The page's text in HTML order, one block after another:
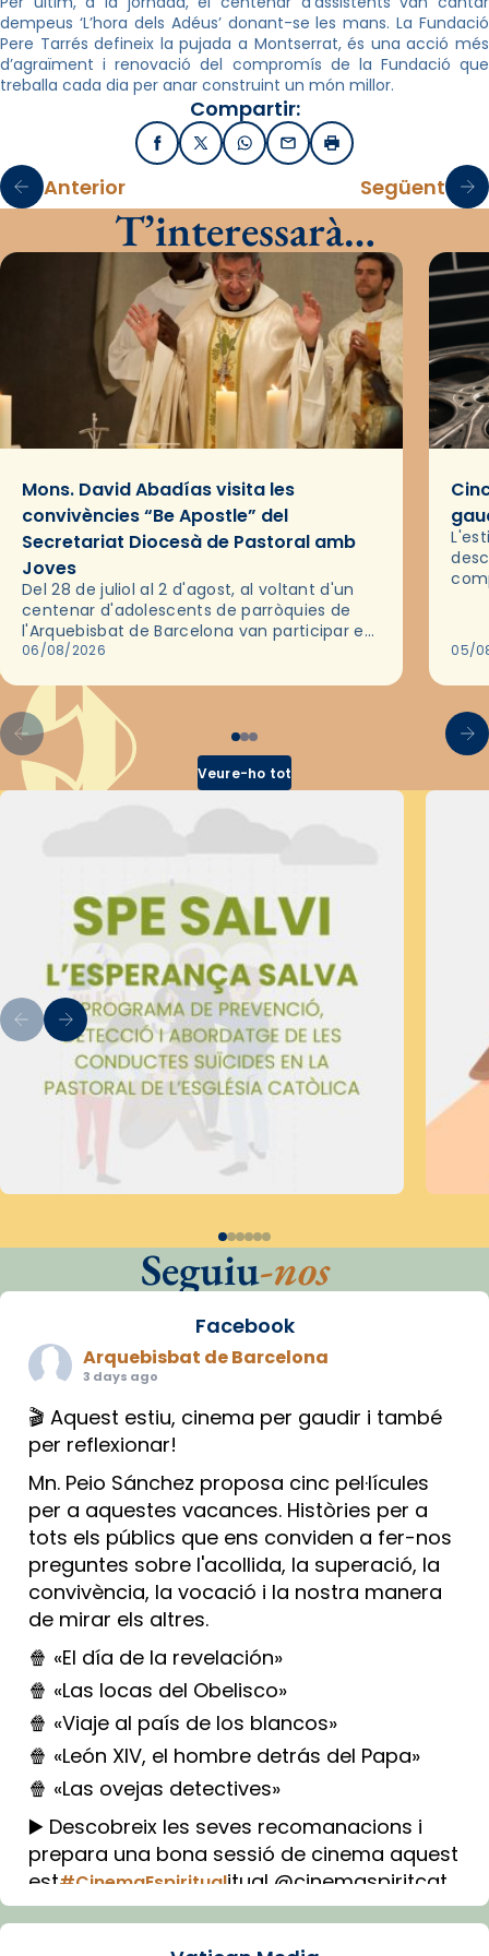
dempeus ‘L’hora dels Adéus’ donant-se les mans. La Fundació
Pere Tarrés defineix la pujada a Montserrat, és una acció més
d’agraïment i renovació del compromís de la Fundació que
treballa cada dia per anar construint un món millor.
Compartir:
FacebookX / TwitterWhatsApp
EmailImprimir
Anterior Següent
T’interessarà…
Mons. David Abadías visita les
convivències “Be Apostle” del
Secretariat Diocesà de Pastoral amb
Joves
Del 28 de juliol al 2 d'agost, al voltant d'un
centenar d'adolescents de parròquies de
l'Arquebisbat de Barcelona van participar en
les convivències Be Apostle, organitzades
06/08/2026 05/
Veure-ho tot
Seguiu-nos
Facebook
Arquebisbat de Barcelona
3 days ago
🎬 Aquest estiu, cinema per gaudir i també
per reflexionar!
Mn. Peio Sánchez proposa cinc pel·lícules
per a aquestes vacances. Històries per a
tots els públics que ens conviden a fer-nos
preguntes sobre l'acollida, la superació, la
convivència, la vocació i la nostra manera
de mirar els altres.
🍿 «El día de la revelación»
🍿 «Las locas del Obelisco»
🍿 «Viaje al país de los blancos»
🍿 «León XIV, el hombre detrás del Papa»
🍿 «Las ovejas detectives»
▶️ Descobreix les seves recomanacions i
prepara una bona sessió de cinema aquest
est#CinemaEspiritualitual @cinemaspiritcat
Imatge: Generada amb IA (OpenAI)